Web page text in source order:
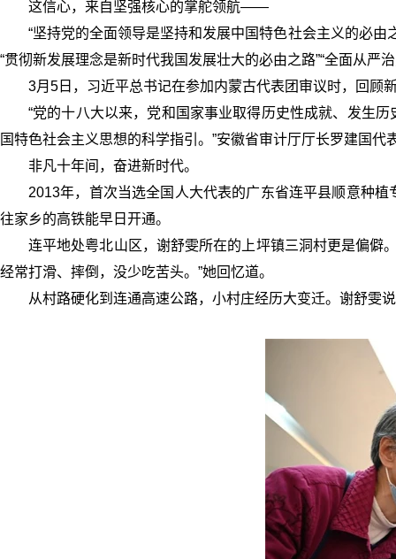
这信心，来自坚强核心的掌舵领航——
“坚持党的全面领导是坚持和发展中国特色社会主义的必由
“贯彻新发展理念是新时代我国发展壮大的必由之路”“全面从严
3月5日，习近平总书记在参加内蒙古代表团审议时，回顾
“党的十八大以来，党和国家事业取得历史性成就、发生
国特色社会主义思想的科学指引。”安徽省审计厅厅长罗建国代
非凡十年间，奋进新时代。
2013年，首次当选全国人大代表的广东省连平县顺意种
往家乡的高铁能早日开通。
连平地处粤北山区，谢舒雯所在的上坪镇三洞村更是偏僻
经常打滑、摔倒，没少吃苦头。”她回忆道。
从村路硬化到连通高速公路，小村庄经历大变迁。谢舒雯